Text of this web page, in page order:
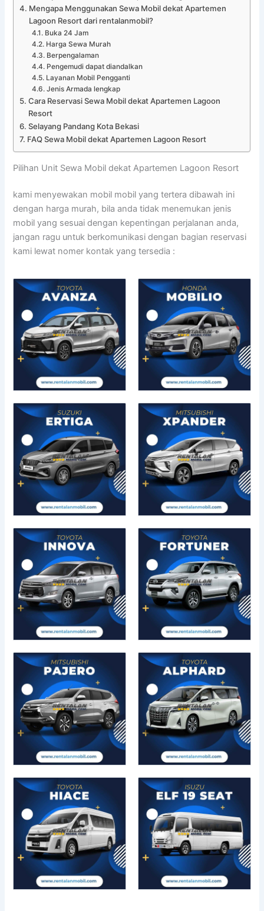
Mengapa Menggunakan Sewa Mobil dekat Apartemen
Lagoon Resort dari rentalanmobil?
Buka 24 Jam
Harga Sewa Murah
Berpengalaman
Pengemudi dapat diandalkan
Layanan Mobil Pengganti
Jenis Armada lengkap
Cara Reservasi Sewa Mobil dekat Apartemen Lagoon
Resort
Selayang Pandang Kota Bekasi
FAQ Sewa Mobil dekat Apartemen Lagoon Resort
Pilihan Unit Sewa Mobil dekat Apartemen Lagoon Resort
kami menyewakan mobil mobil yang tertera dibawah ini
dengan harga murah, bila anda tidak menemukan jenis
mobil yang sesuai dengan kepentingan perjalanan anda,
jangan ragu untuk berkomunikasi dengan bagian reservasi
kami lewat nomer kontak yang tersedia :